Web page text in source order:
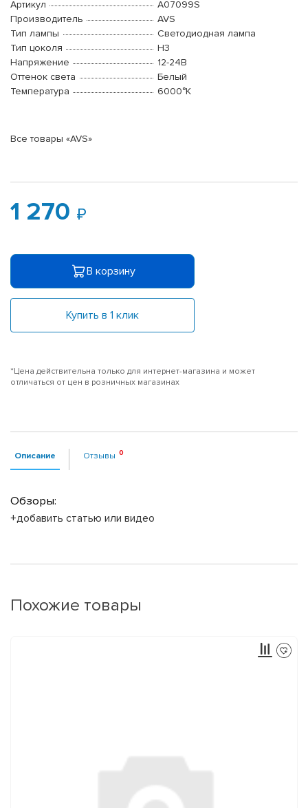
Артикул
A07099S
Производитель
AVS
Тип лампы
Светодиодная лампа
Тип цоколя
H3
Напряжение
12-24В
Оттенок света
Белый
Температура
6000°K
Все товары «AVS»
1 270
В корзину
Купить в 1 клик
*Цена действительна только для интернет-магазина и может
отличаться от цен в розничных магазинах
Описание Отзывы
Обзоры:
+добавить статью или видео
Похожие товары